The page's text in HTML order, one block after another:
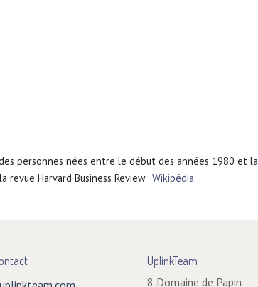
personnes nées entre le début des années 1980 et
Harvard Business Review. Wikipédia
UplinkTeam
8 Domaine de Papin